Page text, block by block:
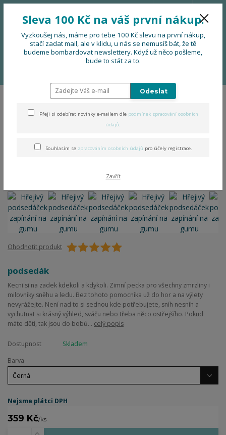
Menu
0 Kč
Hřejivý podsedáček zapínání
Ohodnotit produkt
podsedák
Kecni si na zadek kdekoli a kdykoli. Zimní pecka pro všechny zmrzliny i
milovníky sněhu a ledu. Bez tohoto pomocníka už do hor a na výlety
nevyrážejte. Není nad to si sednou kde potřebujete, sníh nesníh a
vychutnat si krásný výhled, sváču nebo třeba něco ostřejšího. Pokud
máte děti, tak jsou do bobů... celý popis
Dostupnost
Skladem
Barva
Nejsme plátci DPH
359 Kč/ks
Sleva 100 Kč na váš první nákup.
Vyzkoušej nás, máme pro tebe 100 Kč slevu na první nákup,
stačí zadat mail, ale v klidu, u nás se nemusíš bát, že tě
budeme bombardovat newslettery. Když už něco pošleme,
bude to stát za to.
Odeslat
Přeji si odebírat novinky e-mailem dle podmínek zpracování osobních
údajů.
Souhlasím se zpracováním osobních údajů pro účely registrace.
Zavřít